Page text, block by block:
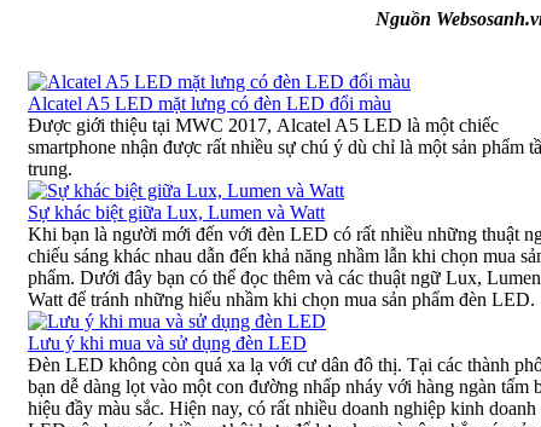
Nguồn
Alcatel A5 LED mặt lưng có đèn LED đổi màu
Được giới thiệu tại MWC 2017, Alcatel A5 LED là một chiếc
smartphone nhận được rất nhiều sự chú ý dù chỉ là một sản phẩm
trung.
Sự khác biệt giữa Lux, Lumen và Watt
Khi bạn là người mới đến với đèn LED có rất nhiều những thuật
chiếu sáng khác nhau dẫn đến khả năng nhầm lẫn khi chọn mua
phẩm. Dưới đây bạn có thể đọc thêm và các thuật ngữ Lux,
Watt để tránh những hiểu nhầm khi chọn mua sản phẩm đèn LED.
Lưu ý khi mua và sử dụng đèn LED
Đèn LED không còn quá xa lạ với cư dân đô thị. Tại các thành
bạn dễ dàng lọt vào một con đường nhấp nháy với hàng ngàn tấm
hiệu đầy màu sắc. Hiện nay, có rất nhiều doanh nghiệp kinh doanh